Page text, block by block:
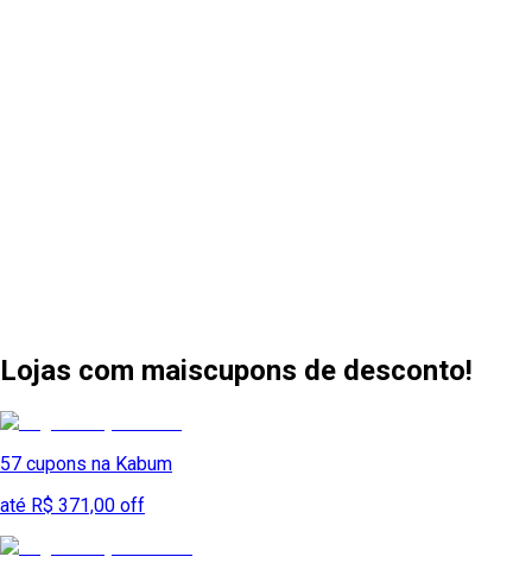
Lojas com maiscupons de desconto!
57 cupons na Kabum
até R$ 371,00 off